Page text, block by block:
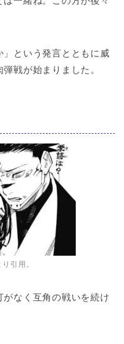
」という発言とともに威
戦が始まりました。
引用。
なく互角の戦いを続け